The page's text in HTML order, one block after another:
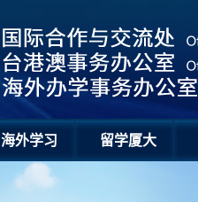
海外学习 留学厦大